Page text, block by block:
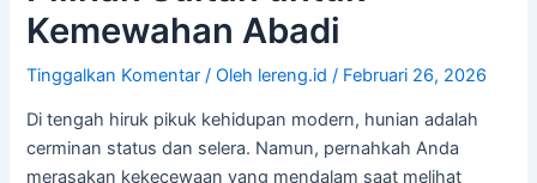
Kemewahan Abadi
Tinggalkan Komentar / Oleh lereng.id/ Februari 26, 2026
Di tengah hiruk pikuk kehidupan modern, hunian adalah
cerminan status dan selera. Namun, pernahkah Anda
merasakan kekecewaan yang mendalam saat melihat